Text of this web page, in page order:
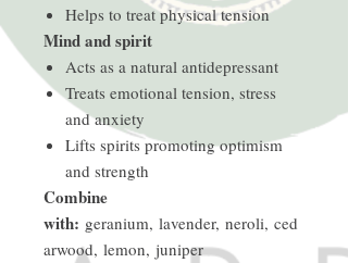
Helps to treat physical tension
Mind and spirit
Acts as a natural antidepressant
Treats emotional tension, stress
and anxiety
Lifts spirits promoting optimism
and strength
Combine
with: geranium, lavender, neroli, ced
arwood, lemon, juniper